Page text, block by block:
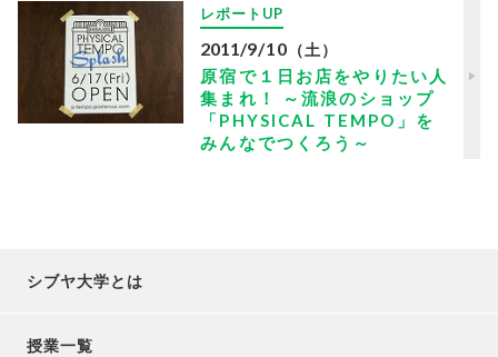
レポートUP
2011 /9/10 （土）
原宿で１日お店をやりたい人
集まれ！ ～流浪のショップ
「PHYSICAL TEMPO」を
みんなでつくろう～
シブヤ大学とは
授業一覧